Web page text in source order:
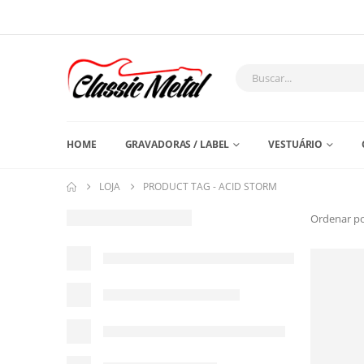
HOME GRAVADORAS / LABEL VESTUÁRIO
LOJA PRODUCT TAG -ACID STORM
Ordenar